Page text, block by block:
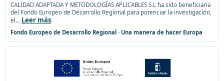
CALIDAD ADAPTADA Y METODOLOGÍAS APLICABLES S.L ha sido beneficiaria
del Fondo Europeo de Desarrollo Regional para potenciar la investigación,
el ... Leer más
Fondo Europeo de Desarrollo Regional · Una manera de hacer Europa